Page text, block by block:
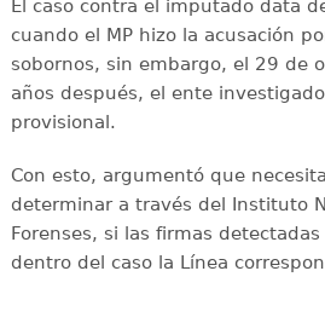
El caso contra el imputado data
cuando el MP hizo la acusación
sobornos, sin embargo, el 29 de
años después, el ente
provisional.
Con esto, argumentó que
determinar a través del Instituto
Forenses, si las firmas
dentro del caso la Línea